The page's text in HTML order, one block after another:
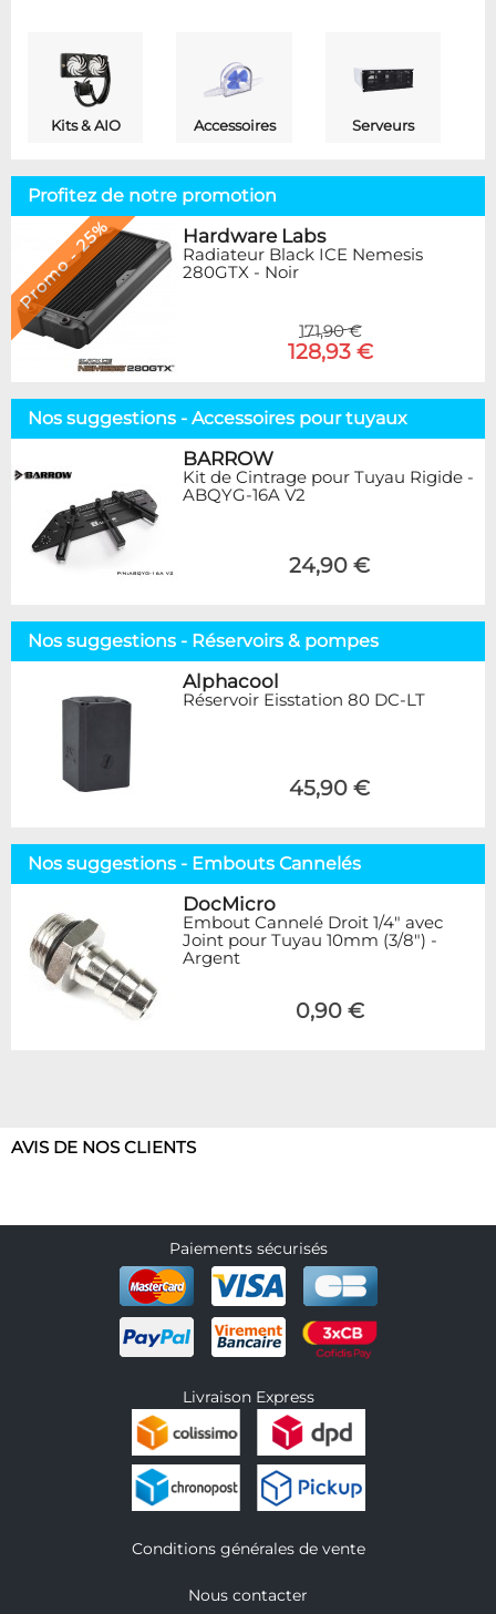
Kits & AIO Accessoires Serveurs
Profitez de notre promotion
Promo - 25% Hardware Labs
Radiateur Black ICE Nemesis
280GTX - Noir
171,90 €
128,93 €
Nos suggestions - Accessoires pour tuyaux
BARROW
Kit de Cintrage pour Tuyau Rigide -
ABQYG-16A V2
24,90 €
Nos suggestions - Réservoirs & pompes
Alphacool
Réservoir Eisstation 80 DC-LT
45,90 €
Nos suggestions - Embouts Cannelés
DocMicro
Embout Cannelé Droit 1/4" avec
Joint pour Tuyau 10mm (3/8") -
Argent
0,90 €
AVIS DE NOS CLIENTS
Paiements sécurisés
Livraison Express
Conditions générales de vente
Nous contacter